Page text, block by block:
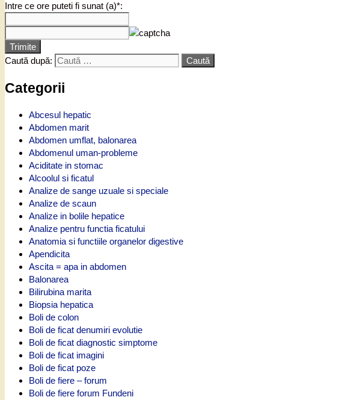
Intre ce ore puteti fi sunat (a)*:
Trimite
Caută după:
Categorii
Abcesul hepatic
Abdomen marit
Abdomen umflat, balonarea
Abdomenul uman-probleme
Aciditate in stomac
Alcoolul si ficatul
Analize de sange uzuale si speciale
Analize de scaun
Analize in bolile hepatice
Analize pentru functia ficatului
Anatomia si functiile organelor digestive
Apendicita
Ascita = apa in abdomen
Balonarea
Bilirubina marita
Biopsia hepatica
Boli de colon
Boli de ficat denumiri evolutie
Boli de ficat diagnostic simptome
Boli de ficat imagini
Boli de ficat poze
Boli de fiere – forum
Boli de fiere forum Fundeni